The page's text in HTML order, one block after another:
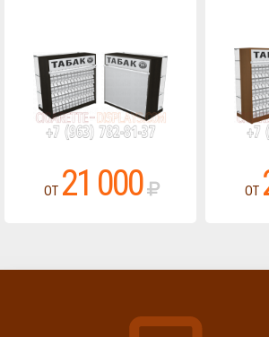
ОТ 21 000 ОТ